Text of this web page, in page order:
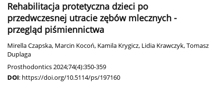
Rehabilitacja protetyczna dzieci po
przedwczesnej utracie zębów mlecznych -
przegląd piśmiennictwa
Mirella Czapska, Marcin Kocoń, Kamila Krygicz, Lidia Krawczyk,Tomasz
Duplaga
Prosthodontics 2024;74(4):350-359
DOI: https://doi.org/10.5114/ps/197160